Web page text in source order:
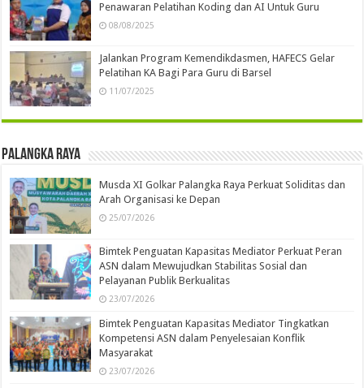
Penawaran Pelatihan Koding dan AI Untuk Guru
08/08/2025
Jalankan Program Kemendikdasmen, HAFECS Gelar
Pelatihan KA Bagi Para Guru di Barsel
11/07/2025
Palangka Raya
Musda XI Golkar Palangka Raya Perkuat Soliditas dan
Arah Organisasi ke Depan
25/07/2026
Bimtek Penguatan Kapasitas Mediator Perkuat Peran
ASN dalam Mewujudkan Stabilitas Sosial dan
Pelayanan Publik Berkualitas
23/07/2026
Bimtek Penguatan Kapasitas Mediator Tingkatkan
Kompetensi ASN dalam Penyelesaian Konflik
Masyarakat
23/07/2026